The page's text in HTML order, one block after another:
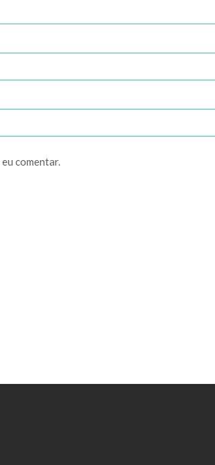
comentar.